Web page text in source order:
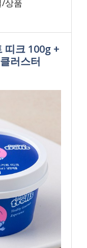
/상품
띠크 100g +
러스터